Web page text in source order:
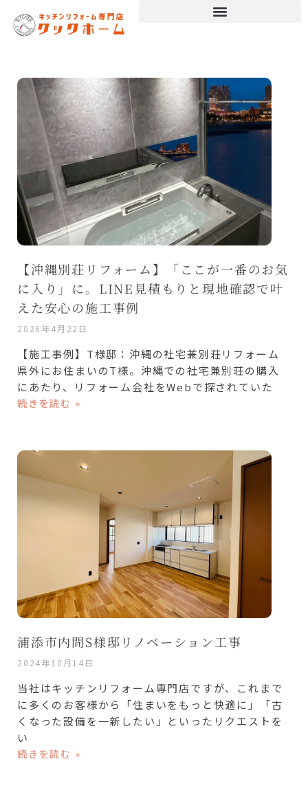
【沖縄別荘リフォーム】「ここが一番のお気
に入り」に。LINE見積もりと現地確認で叶
えた安心の施工事例
2026年4月22日
【施工事例】T様邸：沖縄の社宅兼別荘リフォーム
県外にお住まいのT様。沖縄での社宅兼別荘の購入
にあたり、リフォーム会社をWebで探されていた
続きを読む »
浦添市内間S様邸リノベーション工事
2024年10月14日
当社はキッチンリフォーム専門店ですが、これまで
に多くのお客様から「住まいをもっと快適に」「古
くなった設備を一新したい」といったリクエストを
い
続きを読む »